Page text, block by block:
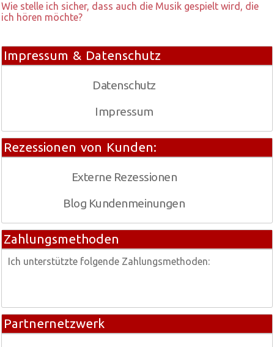
Wie stelle ich sicher, dass auch die Musik gespielt wird, die
ich hören möchte?
Impressum & Datenschutz
Datenschutz
Impressum
Rezessionen von Kunden:
Externe Rezessionen
Blog Kundenmeinungen
Zahlungsmethoden
Ich unterstützte folgende Zahlungsmethoden:
Partnernetzwerk